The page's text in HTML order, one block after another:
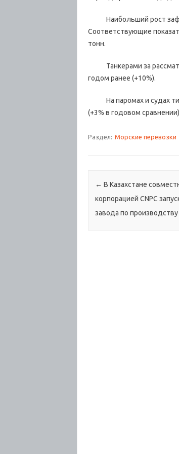
Наибольший рост
Соответствующие
тонн.
Танкерами за
годом ранее (+10%).
На паромах и судах
(+3% в годовом
Раздел: Морские перевозки
Навигация по записям
← В Казахстане
корпорацией CNPC
завода по